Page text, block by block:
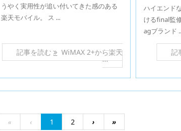
うやく実用性が追い付いてきた感のある
楽天モバイル。 ス ...
記事を読む WiMAX 2+から楽天
...
ハイエンド
けるfinal監
agブランド
記
« ‹ 1 2 › »